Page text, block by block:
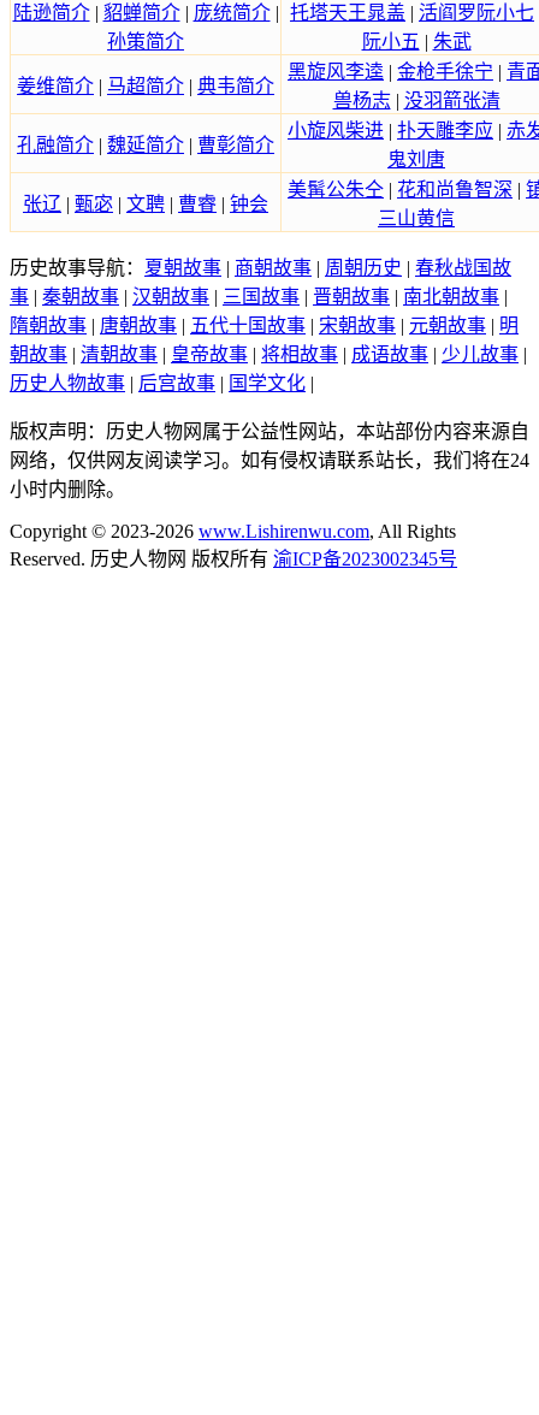
陆逊简介| 貂蝉简介| 庞统简介|
孙策简介
托塔天王晁盖 | 活阎罗阮小七
阮小五 | 朱武
姜维简介 | 马超简介 | 典韦简介
黑旋风李逵 | 金枪手徐宁 | 青
兽杨志| 没羽箭张清
孔融简介 | 魏延简介 | 曹彰简介
小旋风柴进 | 扑天雕李应 | 赤
鬼刘唐
张辽 | 甄宓 | 文聘 | 曹睿 | 钟会
美髯公朱仝 | 花和尚鲁智深 |
三山黄信
历史故事导航： 夏朝故事 | 商朝故事 | 周朝历史 | 春秋战国故
事 | 秦朝故事 | 汉朝故事 | 三国故事 | 晋朝故事 | 南北朝故事 |
隋朝故事 | 唐朝故事 | 五代十国故事 | 宋朝故事 | 元朝故事 | 明
朝故事 | 清朝故事 | 皇帝故事 | 将相故事 | 成语故事 | 少儿故事 |
历史人物故事 | 后宫故事 | 国学文化 |
版权声明：历史人物网属于公益性网站，本站部份内容来源自
网络，仅供网友阅读学习。如有侵权请联系站长，我们将在24
小时内删除。
Copyright © 2023-2026 www.Lishirenwu.com, All Rights
Reserved. 历史人物网 版权所有 渝ICP备2023002345号